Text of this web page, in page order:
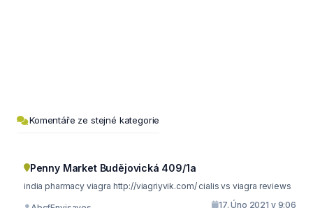
Komentáře ze stejné kategorie
Penny Market Budějovická 409/1a
india pharmacy viagra http://viagriyvik.com/ cialis vs viagra reviews
17. Úno 2021 v 9:06